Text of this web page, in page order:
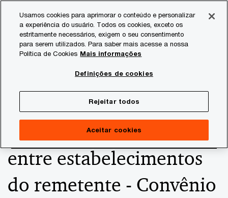
content
footer
Consultoria Tributária
ICMS-ST - Dedução do
ICMS destacado na
hipótese de transferência
entre estabelecimentos
do remetente - Convênio
Usamos cookies para aprimorar o conteúdo e personalizar
a experiência do usuário. Todos os cookies, exceto os
estritamente necessários, exigem o seu consentimento
para serem utilizados. Para saber mais acesse a nossa
Política de Cookies Mais informações
Definições de cookies
Rejeitar todos
Aceitar cookies